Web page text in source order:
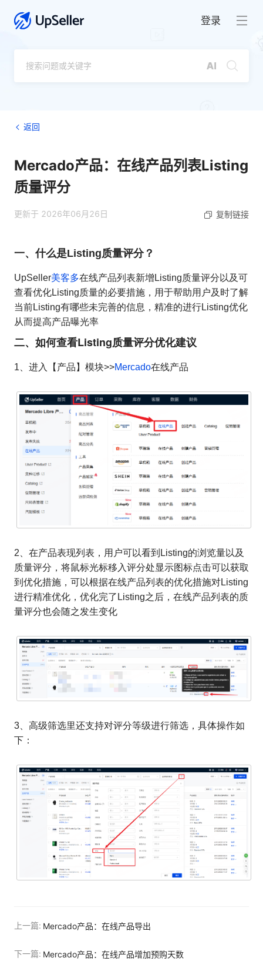
登录
返回
Mercado产品：在线产品列表Listing
质量评分
更新于 2026年06月26日 复制链接
一、什么是Listing质量评分？
UpSeller美客多在线产品列表新增Listing质量评分以及可
查看优化Listing质量的必要措施，用于帮助用户及时了解
当前Listing有哪些未完善的信息，精准的进行Listing优化
从而提高产品曝光率
二、 如何查看Listing质量评分优化建议
1、进入【产品】模块>>Mercado在线产品
2、在产品表现列表，用户可以看到Listing的浏览量以及
质量评分，将鼠标光标移入评分处显示图标点击可以获取
到优化措施，可以根据在线产品列表的优化措施对Listing
进行精准优化，优化完了Listing之后，在线产品列表的质
量评分也会随之发生变化
3、高级筛选里还支持对评分等级进行筛选，具体操作如
下：
上一篇: Mercado产品：在线产品导出
下一篇: Mercado产品：在线产品增加预购天数